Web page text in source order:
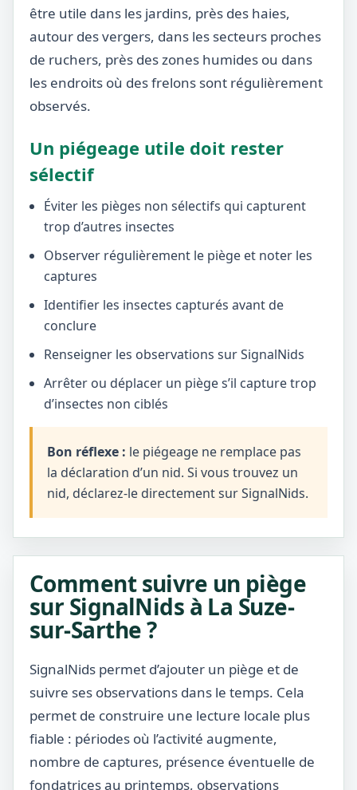
être utile dans les jardins, près des haies,
autour des vergers, dans les secteurs proches
de ruchers, près des zones humides ou dans
les endroits où des frelons sont régulièrement
observés.
Un piégeage utile doit rester
sélectif
Éviter les pièges non sélectifs qui capturent
trop d’autres insectes
Observer régulièrement le piège et noter les
captures
Identifier les insectes capturés avant de
conclure
Renseigner les observations sur SignalNids
Arrêter ou déplacer un piège s’il capture trop
d’insectes non ciblés
Bon réflexe : le piégeage ne remplace pas
la déclaration d’un nid. Si vous trouvez un
nid, déclarez-le directement sur SignalNids.
Comment suivre un piège
sur SignalNids à La Suze-
sur-Sarthe ?
SignalNids permet d’ajouter un piège et de
suivre ses observations dans le temps. Cela
permet de construire une lecture locale plus
fiable : périodes où l’activité augmente,
nombre de captures, présence éventuelle de
fondatrices au printemps, observations